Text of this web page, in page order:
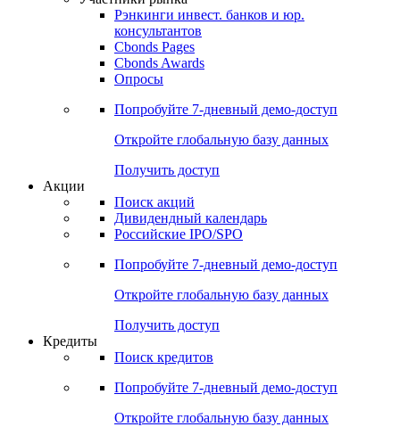
Рэнкинги инвест. банков и юр.
консультантов
Cbonds Pages
Cbonds Awards
Опросы
Попробуйте 7-дневный демо-доступ
Откройте глобальную базу данных
Получить доступ
Акции
Поиск акций
Дивидендный календарь
Российские IPO/SPO
Попробуйте 7-дневный демо-доступ
Откройте глобальную базу данных
Получить доступ
Кредиты
Поиск кредитов
Попробуйте 7-дневный демо-доступ
Откройте глобальную базу данных